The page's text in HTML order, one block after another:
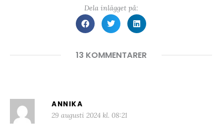
Dela inlägget på:
13 KOMMENTARER
ANNIKA
29 augusti 2024 kl. 08:21